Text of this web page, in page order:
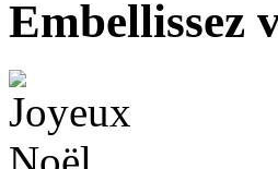
Embellissez